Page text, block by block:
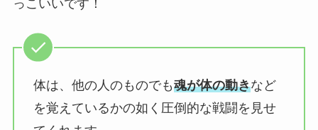
っこいいです！
体は、他の人のものでも魂が体の動きなど
を覚えているかの如く圧倒的な戦闘を見せ